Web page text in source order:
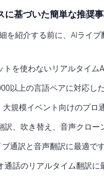
に基づいた簡単な推奨
を紹介する前に、AIライ
トを使わないリアルタイム
以上の言語ペアに対応し
大規模イベント向けのプロ
訳、吹き替え、音声クロー
ブ通訳と音声翻訳に最適です
通話のリアルタイム翻訳に